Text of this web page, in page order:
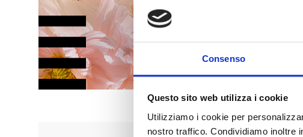
Consenso
Questo sito web utilizza i cookie
Utilizziamo i cookie per
nostro traffico. Condividiamo inoltre